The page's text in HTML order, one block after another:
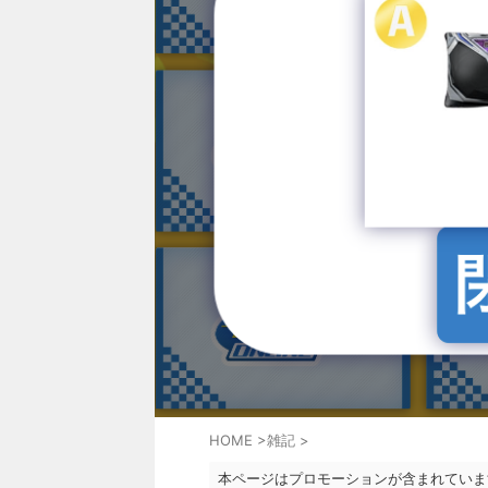
HOME >雑記 >
本ページはプロモーションが含まれてい